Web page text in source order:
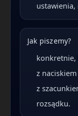
Jak piszemy?
konkretnie,
z naciskiem
z
rozsądku.